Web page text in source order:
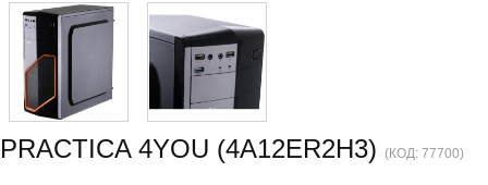
PRACTICA 4YOU (4A12ER2H3) (КОД: 77700)